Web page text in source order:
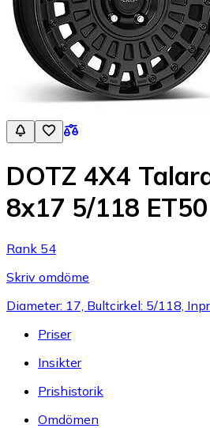
DOTZ 4X4
8x17 5/118
Rank 54
Skriv omdöme
Diameter: 17, Bultcirkel: 5/118,
Priser
Insikter
Prishistorik
Omdömen